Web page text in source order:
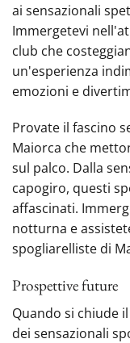
ai sensazionali
Immergetevi
club che
un'esperienza
emozioni e
Provate il fascino
Maiorca che
sul palco. Dalla
capogiro, questi
affascinati.
notturna e
spogliarelliste di
Prospettive future
Quando si chiude
dei sensazionali